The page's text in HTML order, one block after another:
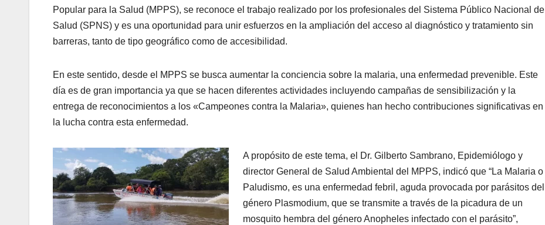
Popular para la Salud (MPPS), se reconoce el trabajo realizado por los profesionales del Sistema Público Nacional de
Salud (SPNS) y es una oportunidad para unir esfuerzos en la ampliación del acceso al diagnóstico y tratamiento sin
barreras, tanto de tipo geográfico como de accesibilidad.
En este sentido, desde el MPPS se busca aumentar la conciencia sobre la malaria, una enfermedad prevenible. Este
día es de gran importancia ya que se hacen diferentes actividades incluyendo campañas de sensibilización y la
entrega de reconocimientos a los «Campeones contra la Malaria», quienes han hecho contribuciones significativas en
la lucha contra esta enfermedad.
A propósito de este tema, el Dr. Gilberto Sambrano, Epidemiólogo y
director General de Salud Ambiental del MPPS, indicó que “La Malaria o
Paludismo, es una enfermedad febril, aguda provocada por parásitos del
género Plasmodium, que se transmite a través de la picadura de un
mosquito hembra del género Anopheles infectado con el parásito”,